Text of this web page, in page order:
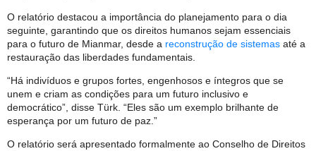
O relatório destacou a importância do planejamento para o dia
seguinte, garantindo que os direitos humanos sejam essenciais
para o futuro de Mianmar, desde a reconstrução de sistemas até a
restauração das liberdades fundamentais.
“Há indivíduos e grupos fortes, engenhosos e íntegros que se
unem e criam as condições para um futuro inclusivo e
democrático”, disse Türk. “Eles são um exemplo brilhante de
esperança por um futuro de paz.”
O relatório será apresentado formalmente ao Conselho de Direitos